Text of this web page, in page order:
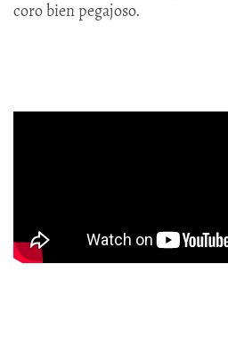
coro bien pegajoso.